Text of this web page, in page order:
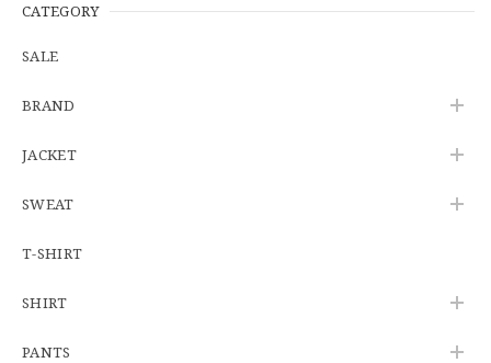
CATEGORY
SALE
BRAND
JACKET
SWEAT
T-SHIRT
SHIRT
PANTS 【W34】POLO by Ralph Lauren POLO CHINO ポロチノ ラルフローレン ユーズド No.141